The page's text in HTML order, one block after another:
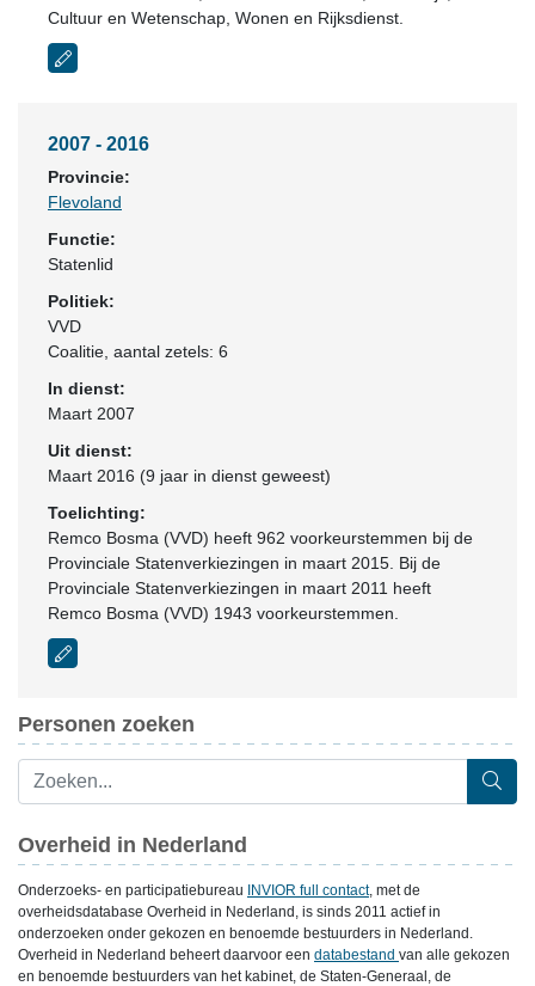
Cultuur en Wetenschap, Wonen en Rijksdienst.
2007 - 2016
Provincie:
Flevoland
Functie:
Statenlid
Politiek:
VVD
Coalitie , aantal zetels: 6
In dienst:
Maart 2007
Uit dienst:
Maart 2016 (9 jaar in dienst geweest)
Toelichting:
Remco Bosma (VVD) heeft 962 voorkeurstemmen bij de
Provinciale Statenverkiezingen in maart 2015. Bij de
Provinciale Statenverkiezingen in maart 2011 heeft
Remco Bosma (VVD) 1943 voorkeurstemmen.
Personen zoeken
Overheid in Nederland
Onderzoeks- en participatiebureau INVIOR full contact, met de
overheidsdatabase Overheid in Nederland, is sinds 2011 actief in
onderzoeken onder gekozen en benoemde bestuurders in Nederland.
Overheid in Nederland beheert daarvoor een databestand van alle gekozen
en benoemde bestuurders van het kabinet, de Staten-Generaal, de